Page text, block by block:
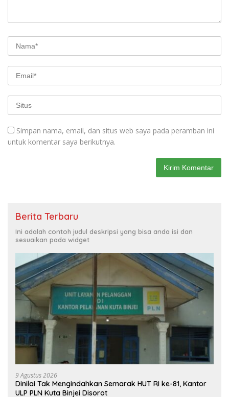
Simpan nama, email, dan situs web saya pada peramban ini
untuk komentar saya berikutnya.
Berita Terbaru
Ini adalah contoh judul deskripsi yang bisa anda isi dan
sesuaikan pada widget
9 Agustus 2026
Dinilai Tak Mengindahkan Semarak HUT RI ke-81, Kantor
ULP PLN Kuta Binjei Disorot